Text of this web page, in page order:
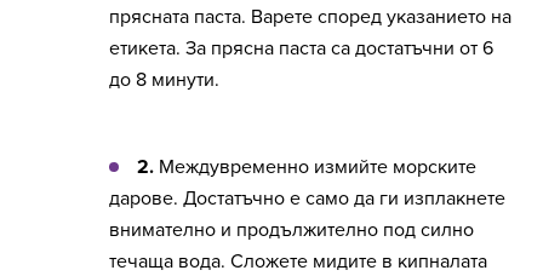
прясната паста. Варете според указанието на
етикета. За прясна паста са достатъчни от 6
до 8 минути.
2. Междувременно измийте морските
дарове. Достатъчно е само да ги изплакнете
внимателно и продължително под силно
течаща вода. Сложете мидите в кипналата